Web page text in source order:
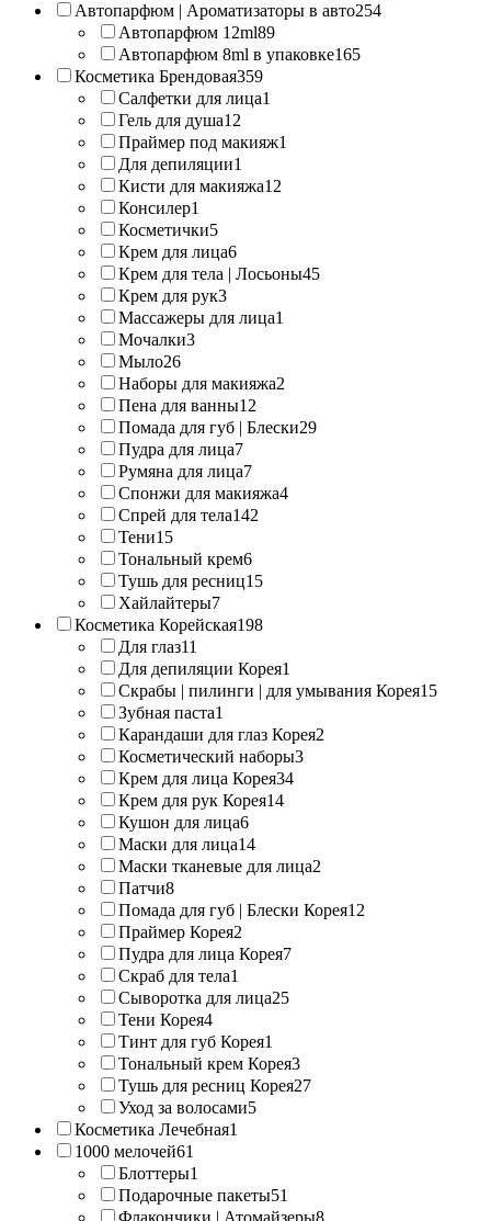
Автопарфюм | Ароматизаторы в авто254
Автопарфюм 12ml89
Автопарфюм 8ml в упаковке165
Косметика Брендовая359
Салфетки для лица1
Гель для душа12
Праймер под макияж1
Для депиляции1
Кисти для макияжа12
Консилер1
Косметички5
Крем для лица6
Крем для тела | Лосьоны45
Крем для рук3
Массажеры для лица1
Мочалки3
Мыло26
Наборы для макияжа2
Пена для ванны12
Помада для губ | Блески29
Пудра для лица7
Румяна для лица7
Спонжи для макияжа4
Спрей для тела142
Тени15
Тональный крем6
Тушь для ресниц15
Хайлайтеры7
Косметика Корейская198
Для глаз11
Для депиляции Корея1
Скрабы | пилинги | для умывания Корея15
Зубная паста1
Карандаши для глаз Корея2
Косметический наборы3
Крем для лица Корея34
Крем для рук Корея14
Кушон для лица6
Маски для лица14
Маски тканевые для лица2
Патчи8
Помада для губ | Блески Корея12
Праймер Корея2
Пудра для лица Корея7
Скраб для тела1
Сыворотка для лица25
Тени Корея4
Тинт для губ Корея1
Тональный крем Корея3
Тушь для ресниц Корея27
Уход за волосами5
Косметика Лечебная1
1000 мелочей61
Блоттеры1
Подарочные пакеты51